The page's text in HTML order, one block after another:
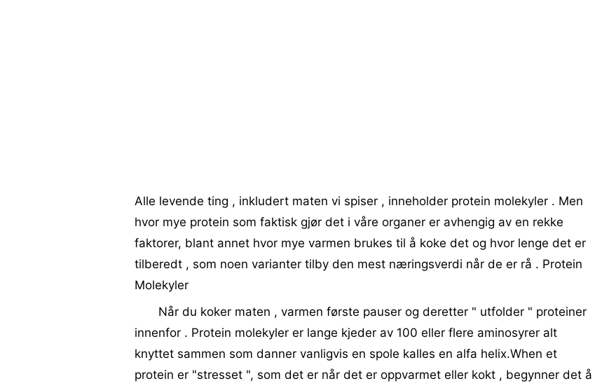
Alle levende ting , inkludert maten vi spiser , inneholder protein molekyler . Men
hvor mye protein som faktisk gjør det i våre organer er avhengig av en rekke
faktorer, blant annet hvor mye varmen brukes til å koke det og hvor lenge det er
tilberedt , som noen varianter tilby den mest næringsverdi når de er rå . Protein
Molekyler
Når du koker maten , varmen første pauser og deretter " utfolder " proteiner
innenfor . Protein molekyler er lange kjeder av 100 eller flere aminosyrer alt
knyttet sammen som danner vanligvis en spole kalles en alfa helix.When et
protein er "stresset ", som det er når det er oppvarmet eller kokt , begynner det å